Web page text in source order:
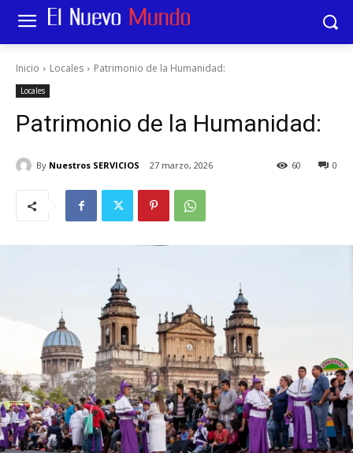
Inicio Locales Patrimonio de la Humanidad:
Locales
Patrimonio de la Humanidad:
By Nuestros SERVICIOS 27 marzo, 2026 0
60